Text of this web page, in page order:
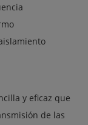
y eficaz que
de las